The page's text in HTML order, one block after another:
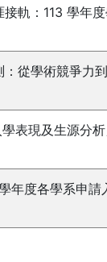
軌：113 學年
從學術競爭力
表現及生源分
年度各學系申請